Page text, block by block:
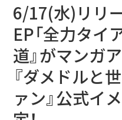
1stFullAlbum『終
2ndFullAlbum『終
6/17(水)リリ
EP「全力タイ
道』がマンガ
『ダメドルと
ァン』公式イ